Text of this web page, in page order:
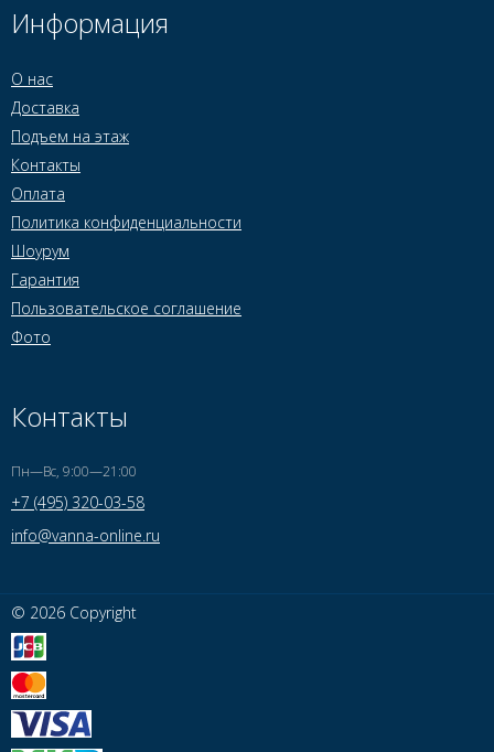
Информация
О нас
Доставка
Подъем на этаж
Контакты
Оплата
Политика конфиденциальности
Шоурум
Гарантия
Пользовательское соглашение
Фото
Контакты
Пн—Вс, 9:00—21:00
+7 (495) 320-03-58
info@vanna-online.ru
© 2026 Copyright